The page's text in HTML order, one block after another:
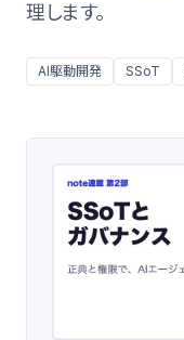
理します。
AI駆動開発 SSoT